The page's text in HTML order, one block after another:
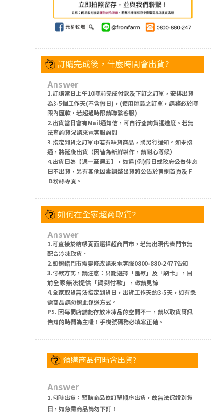
訂購完成後，什麼時間會出貨?
Answer
1.訂購當日上午10時前完成付款及下訂之訂單，安排出貨
為3-5個工作天(不含假日)，(使用匯款之訂單，請務必於時
限內匯款，若超過時限請聯繫客服)
2.出貨當日會有Mail通知信，可自行查詢貨運進度。若無
法查詢貨況請來電客服詢問
3.指定到貨之訂單中若有缺貨商品，將另行通知。如未接
通，將延後出貨（因皆為新鮮製作，請耐心等候）
4.出貨日為【週一至週五】，如遇(例)假日或政府公告休息
日不出貨，另有其他因素調整出貨將公告於官網首頁及Ｆ
Ｂ粉絲專頁。
如何在全家超商取貨?
Answer
1.可直接於結帳頁面選擇超商門市，若無出現代表門市無
配合冷凍取貨。
2.如選錯門市需要修改請來電客服0800-880-2477告知
3.付款方式，請注意：只能選擇「匯款」及「刷卡」，目
前全家無法提供「貨到付款」
，敬請見諒
4.全家取貨無法指定到貨日，出貨工作天約3-5天，如有急
需商品請勿選此運送方式。
PS. 因每間店舖能存放冷凍品的空間不一，請以取貨簡訊
告知的時間為主喔！手機號碼務必填寫正確。
預購商品何時會出貨?
Answer
1.何時出貨：預購商品依訂單順序出貨，故無法保證到貨
日，如急需商品請勿下訂！